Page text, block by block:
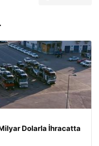
Dolarla İhracatta